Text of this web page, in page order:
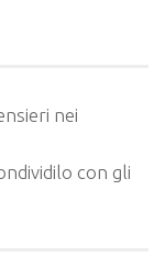
nei
con gli